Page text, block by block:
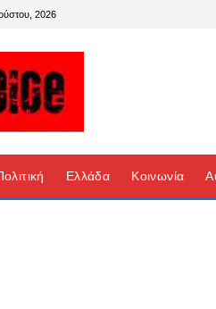
2026
Ελλάδα Κοινωνία